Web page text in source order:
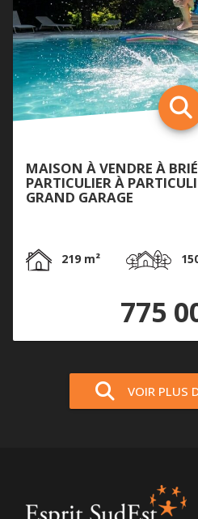
MAISON À VENDRE À
PARTICULIER À
GRAND GARAGE
219 m²
775
VOIR PLUS